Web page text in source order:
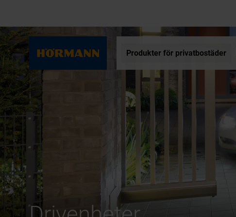
Produkter för privatbostäder